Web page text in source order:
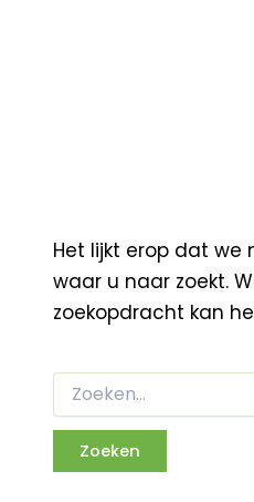
Het lijkt erop dat we
waar u naar zoekt.
zoekopdracht kan